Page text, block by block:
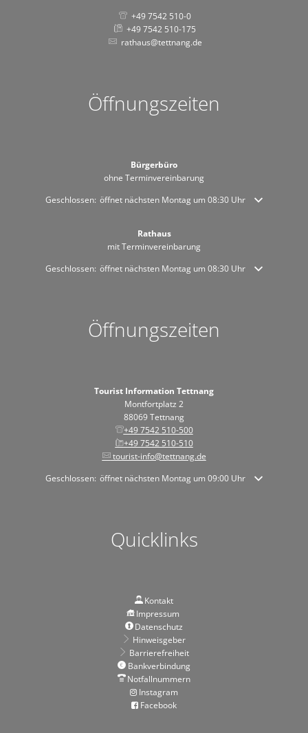
+49 7542 510-0
+49 7542 510-175
rathaus@tettnang.de
Öffnungszeiten
Bürgerbüro
ohne Terminvereinbarung
Klicken, um weitere Öffnungs- oder Schließzeiten auszublenden
Geschlossen: öffnet nächsten Montag um 08:30 Uhr
Rathaus
mit Terminvereinbarung
Klicken, um weitere Öffnungs- oder Schließzeiten auszublenden
Geschlossen: öffnet nächsten Montag um 08:30 Uhr
Öffnungszeiten
Tourist Information Tettnang
Montfortplatz 2
88069 Tettnang
+49 7542 510-500
+49 7542 510-510
tourist-info@tettnang.de
Klicken, um weitere Öffnungs- oder Schließzeiten auszublenden
Geschlossen: öffnet nächsten Montag um 09:00 Uhr
Quicklinks
Kontakt
Impressum
Datenschutz
Hinweisgeber
Barrierefreiheit
Bankverbindung
Notfallnummern
Instagram
Facebook